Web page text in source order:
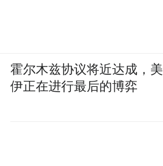
霍尔木兹协议将近达成，美
伊正在进行最后的博弈